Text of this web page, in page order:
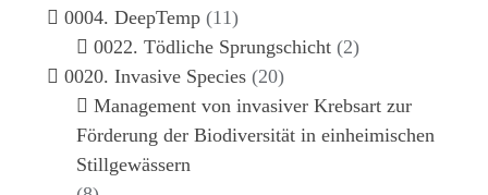
0004. DeepTemp (11)
0022. Tödliche Sprungschicht (2)
0020. Invasive Species (20)
Management von invasiver Krebsart zur
Förderung der Biodiversität in einheimischen
Stillgewässern